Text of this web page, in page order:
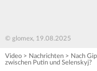
© glomex, 19.08.2025
Video > Nachrichten > Nach
zwischen Putin und Selenskyj?